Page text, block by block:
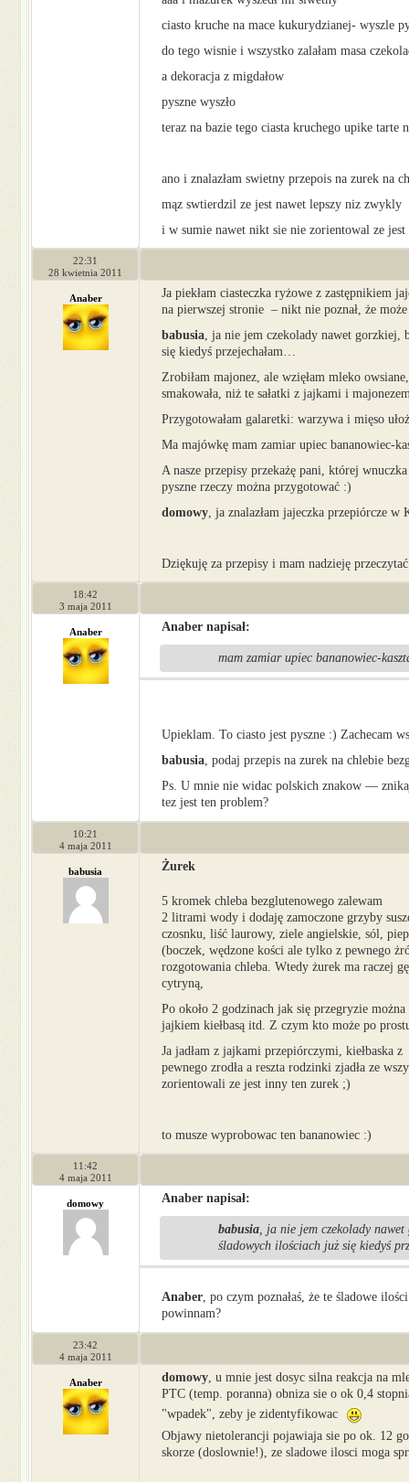
ciasto kruche na mace kukurydzianej- wyszle
do tego wisnie i wszystko zalałam masa
a dekoracja z migdałow
pyszne wyszło
teraz na bazie tego ciasta kruchego upike tarte
ano i znalazłam swietny przepois na zurek na
mąz swtierdzil ze jest nawet lepszy niz zwykly
i w sumie nawet nikt sie nie zorientowal ze
22:31
28 kwietnia 2011
Anaber
Ja piekłam ciasteczka ryżowe z zastępnikiem
na pierwszej stronie – nikt nie poznał, że
babusia , ja nie jem czekolady nawet gorzkiej,
się kiedyś przejechałam…
Zrobiłam majonez, ale wzięłam mleko
smakowała, niż te sałatki z jajkami i
Przygotowałam galaretki: warzywa i mięso
Ma majówkę mam zamiar upiec bananowiec-
A nasze przepisy przekażę pani, której
pyszne rzeczy można przygotować :)
domowy , ja znalazłam jajeczka przepiórcze
Dziękuję za przepisy i mam nadzieję
18:42
3 maja 2011
Anaber Anaber napisał:
mam zamiar upiec bananowiec-
Upieklam. To ciasto jest pyszne :) Zachecam
babusia, podaj przepis na zurek na chlebie
Ps. U mnie nie widac polskich znakow —
tez jest ten problem?
10:21
4 maja 2011
babusia Żurek
5 kromek chleba bezglutenowego zalewam
2 litrami wody i dodaję zamoczone grzyby
czosnku, liść laurowy, ziele angielskie, sól,
(boczek, wędzone kości ale tylko z pewnego
rozgotowania chleba. Wtedy żurek ma raczej
cytryną,
Po około 2 godzinach jak się przegryzie można
jajkiem kiełbasą itd. Z czym kto może po
Ja jadłam z jajkami przepiórczymi, kiełbaska z
pewnego zrodła a reszta rodzinki zjadła ze
zorientowali ze jest inny ten zurek ;)
to musze wyprobowac ten bananowiec :)
11:42
4 maja 2011
domowy Anaber napisał:
babusia , ja nie jem czekolady
śladowych ilościach już się kiedyś
Anaber, po czym poznałaś, że te śladowe
powinnam?
23:42
4 maja 2011
Anaber domowy , u mnie jest dosyc silna reakcja na
PTC (temp. poranna) obniza sie o ok 0,4
"wpadek", zeby je zidentyfikowac
Objawy nietolerancji pojawiaja sie po ok. 12
skorze (doslownie!), ze sladowe ilosci moga